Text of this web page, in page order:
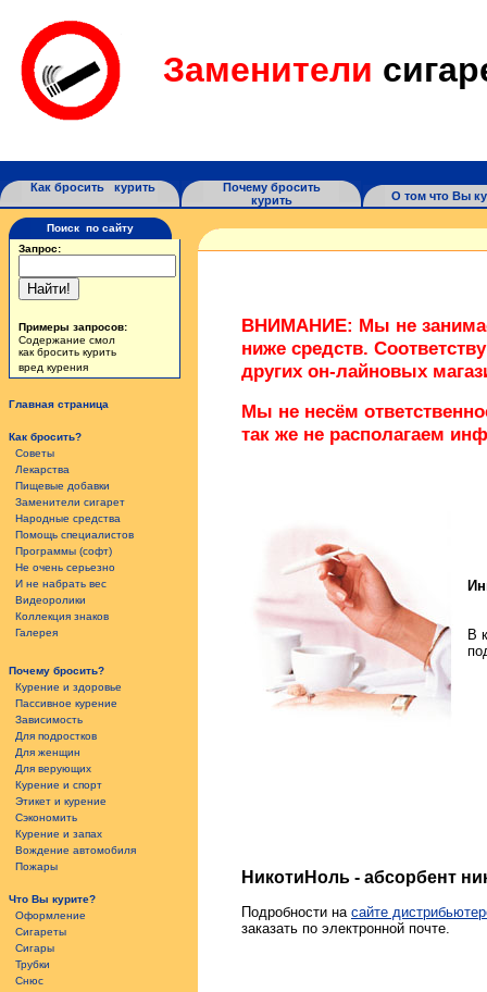
Заменители
Как бросить курить
Почему бросить
курить
О том что Вы
Поиск по сайту
Запрос:
Примеры запросов:
Содержание смол
как бросить курить
вред курения
Главная страница
Как бросить?
Советы
Лекарства
Пищевые добавки
Заменители сигарет
Народные средства
Помощь специалистов
Программы (софт)
Не очень серьезно
И не набрать вес
Видеоролики
Коллекция знаков
Галерея
Почему бросить?
Курение и здоровье
Пассивное курение
Зависимость
Для подростков
Для женщин
Для верующих
Курение и спорт
Этикет и курение
Сэкономить
Курение и запах
Вождение автомобиля
Пожары
Что Вы курите?
Оформление
Сигареты
Сигары
Трубки
Снюс
ВНИМАНИЕ: Мы не
ниже средств.
других он-лайновых
Мы не несём
так же не располагаем
В
НикотиНоль - абсорбент
Подробности на сайте
заказать по электронной почте.